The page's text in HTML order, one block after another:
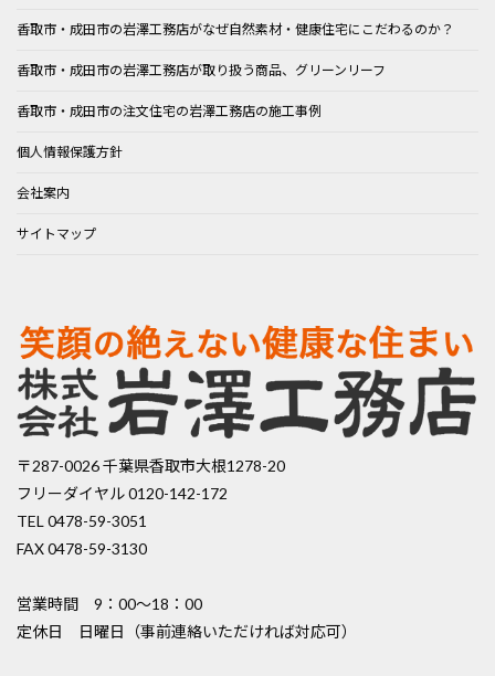
香取市・成田市の岩澤工務店がなぜ自然素材・健康住宅にこだわるのか？
香取市・成田市の岩澤工務店が取り扱う商品、グリーンリーフ
香取市・成田市の注文住宅の岩澤工務店の施工事例
個人情報保護方針
会社案内
サイトマップ
〒287-0026 千葉県香取市大根1278-20
フリーダイヤル 0120-142-172
TEL 0478-59-3051
FAX 0478-59-3130
営業時間 9：00〜18：00
定休日 日曜日（事前連絡いただければ対応可）